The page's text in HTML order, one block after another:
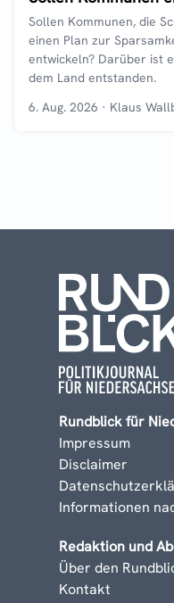
Sollen Kommunen, die
einen Plan zur
entwickeln? Darüber ist
dem Land entstanden.
6. Aug. 2026 · Klaus
Rundblick für
Impressum
Disclaimer
Informationen
Redaktion und
Über den
Kontakt